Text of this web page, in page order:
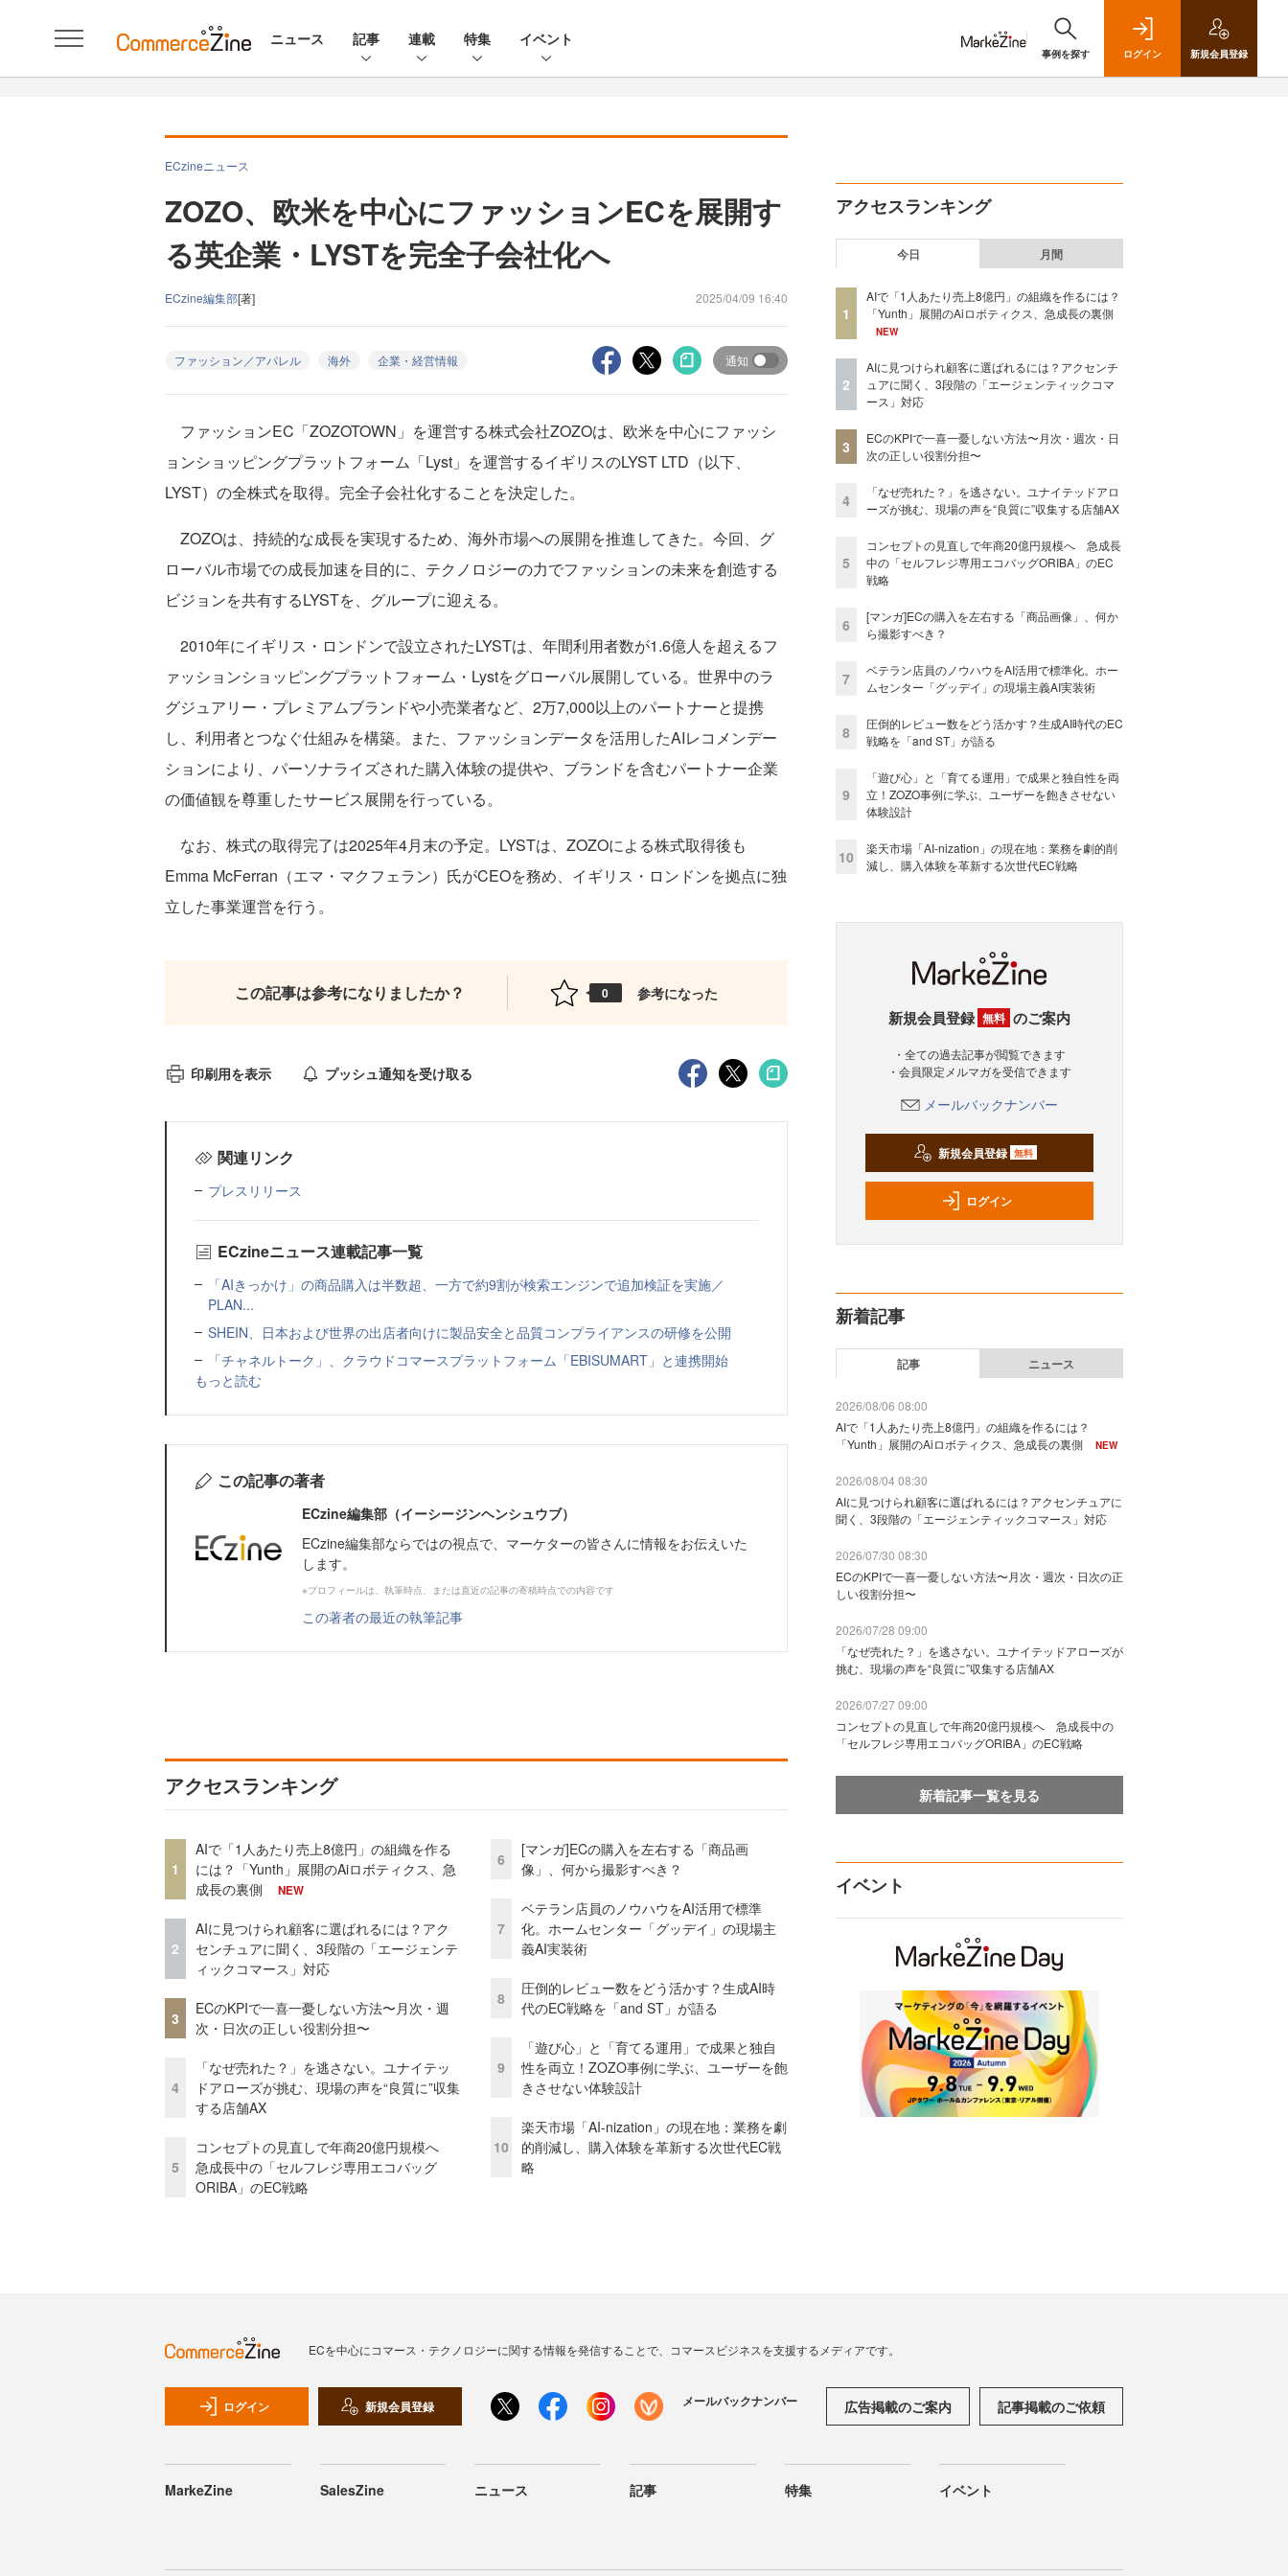
ニュース 記事 連載 特集 イベント
事例を探す ログイン 新規会員登録
ECzineニュース
ZOZO、欧米を中心にファッションECを展開す
る英企業・LYSTを完全子会社化へ
ECzine編集部[著] 2025/04/09 16:40
ファッション／アパレル 海外 企業・経営情報 通知
ファッションEC「ZOZOTOWN」を運営する株式会社ZOZOは、欧米を中心にファッシ
ョンショッピングプラットフォーム「Lyst」を運営するイギリスのLYST LTD（以下、
LYST）の全株式を取得。完全子会社化することを決定した。
ZOZOは、持続的な成長を実現するため、海外市場への展開を推進してきた。今回、グ
ローバル市場での成長加速を目的に、テクノロジーの力でファッションの未来を創造する
ビジョンを共有するLYSTを、グループに迎える。
2010年にイギリス・ロンドンで設立されたLYSTは、年間利用者数が1.6億人を超えるフ
ァッションショッピングプラットフォーム・Lystをグローバル展開している。世界中のラ
グジュアリー・プレミアムブランドや小売業者など、2万7,000以上のパートナーと提携
し、利用者とつなぐ仕組みを構築。また、ファッションデータを活用したAIレコメンデー
ションにより、パーソナライズされた購入体験の提供や、ブランドを含むパートナー企業
の価値観を尊重したサービス展開を行っている。
なお、株式の取得完了は2025年4月末の予定。LYSTは、ZOZOによる株式取得後も
Emma McFerran（エマ・マクフェラン）氏がCEOを務め、イギリス・ロンドンを拠点に独
立した事業運営を行う。
この記事は参考になりましたか？ 0 参考になった
印刷用を表示 プッシュ通知を受け取る
関連リンク
プレスリリース
ECzineニュース連載記事一覧
「AIきっかけ」の商品購入は半数超、一方で約9割が検索エンジンで追加検証を実施／
PLAN...
SHEIN、日本および世界の出店者向けに製品安全と品質コンプライアンスの研修を公開
「チャネルトーク」、クラウドコマースプラットフォーム「EBISUMART」と連携開始
もっと読む
この記事の著者
ECzine編集部（イーシージンヘンシュウブ）
ECzine編集部ならではの視点で、マーケターの皆さんに情報をお伝えいた
します。
※プロフィールは、執筆時点、または直近の記事の寄稿時点での内容です
この著者の最近の執筆記事
アクセスランキング
1
AIで「1人あたり売上8億円」の組織を作る
には？「Yunth」展開のAiロボティクス、急
成長の裏側
NEW
2
AIに見つけられ顧客に選ばれるには？アク
センチュアに聞く、3段階の「エージェンテ
ィックコマース」対応
3
ECのKPIで一喜一憂しない方法〜月次・週
次・日次の正しい役割分担〜
4
「なぜ売れた？」を逃さない。ユナイテッ
ドアローズが挑む、現場の声を“良質に”収集
する店舗AX
5
コンセプトの見直しで年商20億円規模へ
急成長中の「セルフレジ専用エコバッグ
ORIBA」のEC戦略
6
[マンガ]ECの購入を左右する「商品画
像」、何から撮影すべき？
7
ベテラン店員のノウハウをAI活用で標準
化。ホームセンター「グッデイ」の現場主
義AI実装術
8
圧倒的レビュー数をどう活かす？生成AI時
代のEC戦略を「and ST」が語る
9
「遊び心」と「育てる運用」で成果と独自
性を両立！ZOZO事例に学ぶ、ユーザーを飽
きさせない体験設計
10
楽天市場「AI-nization」の現在地：業務を劇
的削減し、購入体験を革新する次世代EC戦
略
アクセスランキング
今日 月間
1
AIで「1人あたり売上8億円」の組織を作るには？
「Yunth」展開のAiロボティクス、急成長の裏側
NEW
2
AIに見つけられ顧客に選ばれるには？アクセンチ
ュアに聞く、3段階の「エージェンティックコマ
ース」対応
3
ECのKPIで一喜一憂しない方法〜月次・週次・日
次の正しい役割分担〜
4
「なぜ売れた？」を逃さない。ユナイテッドアロ
ーズが挑む、現場の声を“良質に”収集する店舗AX
5
コンセプトの見直しで年商20億円規模へ 急成長
中の「セルフレジ専用エコバッグORIBA」のEC
戦略
6
[マンガ]ECの購入を左右する「商品画像」、何か
ら撮影すべき？
7
ベテラン店員のノウハウをAI活用で標準化。ホー
ムセンター「グッデイ」の現場主義AI実装術
8
圧倒的レビュー数をどう活かす？生成AI時代のEC
戦略を「and ST」が語る
9
「遊び心」と「育てる運用」で成果と独自性を両
立！ZOZO事例に学ぶ、ユーザーを飽きさせない
体験設計
10
楽天市場「AI-nization」の現在地：業務を劇的削
減し、購入体験を革新する次世代EC戦略
新規会員登録 無料 のご案内
・全ての過去記事が閲覧できます
・会員限定メルマガを受信できます
メールバックナンバー
新規会員登録 無料
ログイン
新着記事
記事 ニュース
2026/08/06 08:00
AIで「1人あたり売上8億円」の組織を作るには？
「Yunth」展開のAiロボティクス、急成長の裏側
NEW
2026/08/04 08:30
AIに見つけられ顧客に選ばれるには？アクセンチュアに
聞く、3段階の「エージェンティックコマース」対応
2026/07/30 08:30
ECのKPIで一喜一憂しない方法〜月次・週次・日次の正
しい役割分担〜
2026/07/28 09:00
「なぜ売れた？」を逃さない。ユナイテッドアローズが
挑む、現場の声を“良質に”収集する店舗AX
2026/07/27 09:00
コンセプトの見直しで年商20億円規模へ 急成長中の
「セルフレジ専用エコバッグORIBA」のEC戦略
新着記事一覧を見る
イベント
ECを中心にコマース・テクノロジーに関する情報を発信することで、コマースビジネスを支援するメディアです。
ログイン 新規会員登録 メールバックナンバー 広告掲載のご案内 記事掲載のご依頼
MarkeZine SalesZine ニュース 記事 特集 イベント